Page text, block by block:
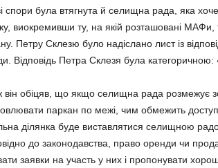
спори була втягнута й селищна рада, яка
виокре­мив­ши ту, на якій роз­та­шовані
Пе­тру Склезю було надіслано лист із
Відповідь Пет­ра Склезя була категоричною:
він обіцяв, що якщо селищна рада розмежує
паркан по ме­жі, чим обмежить
ділянка буде виставлятися селищною
до зако­нодавства, право оренди чи
заявки на участь у них і про­понувати